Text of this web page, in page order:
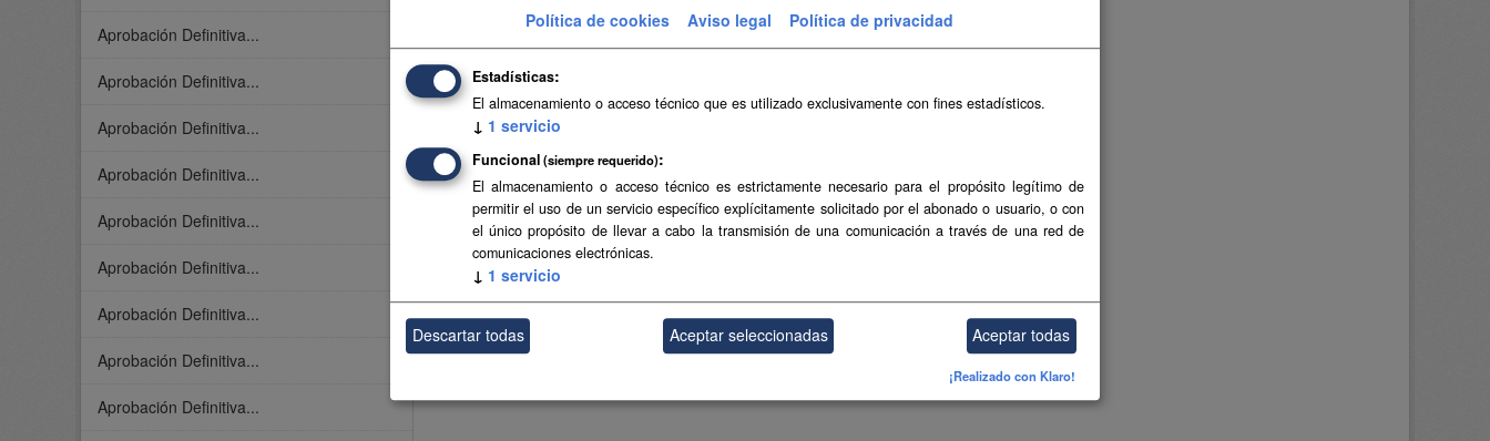
Aprobación Definitiva...
Aprobación Definitiva...
Aprobación Definitiva...
Aprobación Definitiva...
Aprobación Definitiva...
Aprobación Definitiva...
Aprobación Definitiva...
Aprobación Definitiva...
Aprobación Definitiva...
Política de cookies Aviso legal Política de privacidad
Estadísticas
El almacenamiento o acceso técnico que es utilizado exclusivamente con fines estadísticos.
↓ 1 servicio
Funcional (siempre requerido)
El almacenamiento o acceso técnico es estrictamente necesario para el propósito legítimo de
permitir el uso de un servicio específico explícitamente solicitado por el abonado o usuario, o con
el único propósito de llevar a cabo la transmisión de una comunicación a través de una red de
comunicaciones electrónicas.
↓ 1 servicio
Descartar todas Aceptar seleccionadas Aceptar todas
¡Realizado con Klaro!